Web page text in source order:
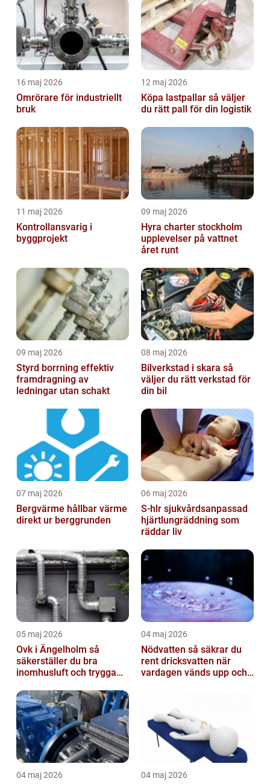
16 maj 2026
Omrörare för industriellt
bruk
12 maj 2026
Köpa lastpallar så väljer
du rätt pall för din logistik
11 maj 2026
Kontrollansvarig i
byggprojekt
09 maj 2026
Hyra charter stockholm
upplevelser på vattnet
året runt
09 maj 2026
Styrd borrning effektiv
framdragning av
ledningar utan schakt
08 maj 2026
Bilverkstad i skara så
väljer du rätt verkstad för
din bil
07 maj 2026
Bergvärme hållbar värme
direkt ur berggrunden
06 maj 2026
S-hlr sjukvårdsanpassad
hjärtlungräddning som
räddar liv
05 maj 2026
Ovk i Ängelholm så
säkerställer du bra
inomhusluft och trygga
04 maj 2026
Nödvatten så säkrar du
rent dricksvatten när
vardagen vänds upp och
04 maj 2026 04 maj 2026